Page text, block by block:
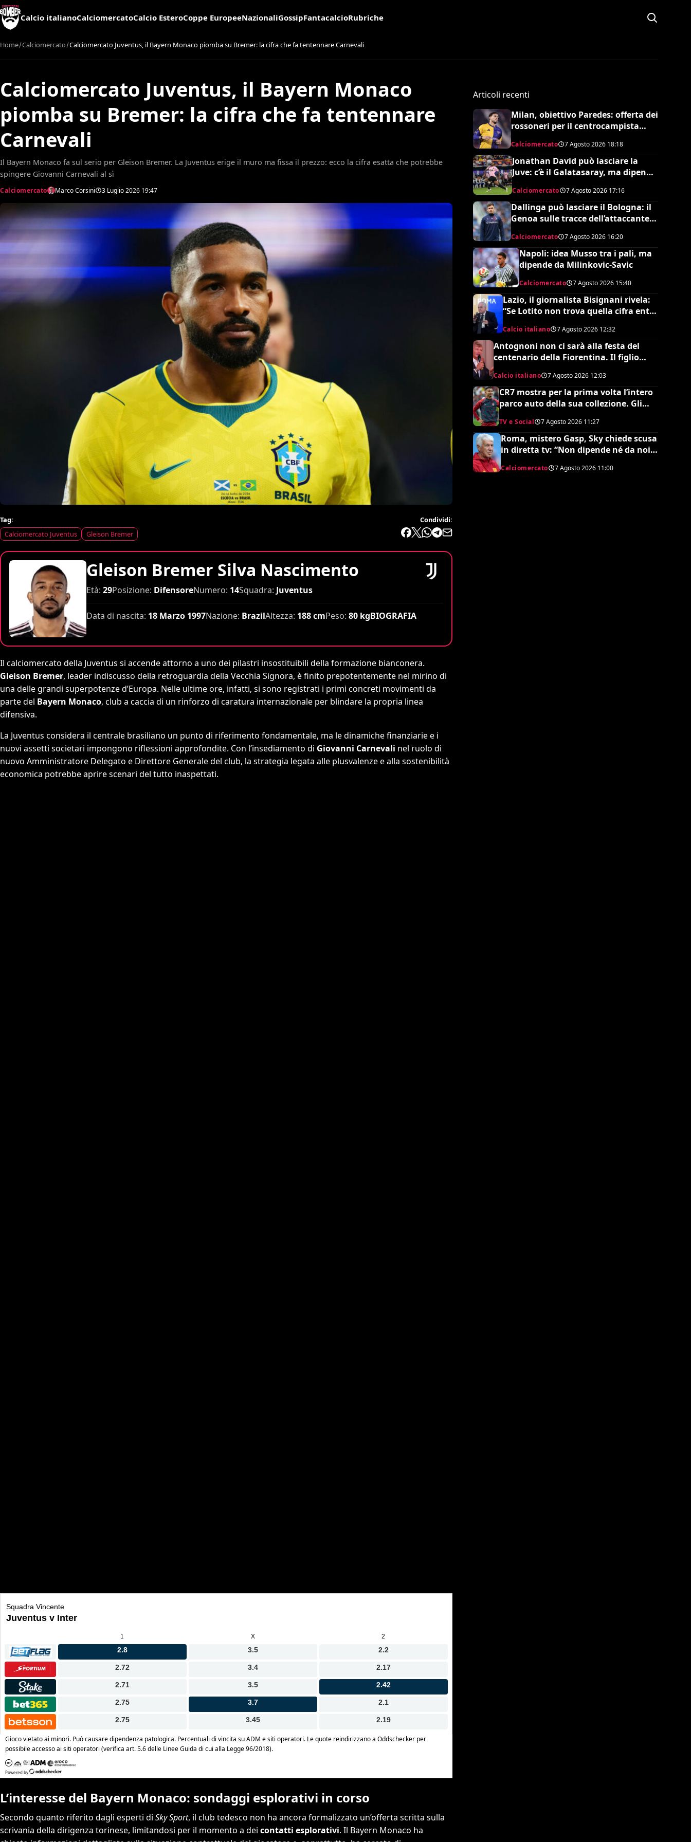
Calcio italianoCalciomercatoCalcio EsteroCoppe EuropeeNazionaliGossipFantacalcioRubriche
Home Calciomercato Calciomercato Juventus, il Bayern Monaco piomba su Bremer: la cifra che fa tentennare Carnevali
Calciomercato Juventus, il Bayern Monaco
piomba su Bremer: la cifra che fa tentennare
Carnevali
Il Bayern Monaco fa sul serio per Gleison Bremer. La Juventus erige il muro ma fissa il prezzo: ecco la cifra esatta che potrebbe
spingere Giovanni Carnevali al sì
Calciomercato Marco Corsini 3 Luglio 2026 19:47
Tag:
Calciomercato Juventus
Gleison Bremer
Condividi:
Gleison Bremer Silva Nascimento
Età: 29Posizione: DifensoreNumero: 14Squadra: Juventus
Data di nascita: 18 Marzo 1997Nazione: BrazilAltezza: 188 cmPeso: 80 kgBIOGRAFIA
Il calciomercato della Juventus si accende attorno a uno dei pilastri insostituibili della formazione bianconera.
Gleison Bremer, leader indiscusso della retroguardia della Vecchia Signora, è finito prepotentemente nel mirino di
una delle grandi superpotenze d’Europa. Nelle ultime ore, infatti, si sono registrati i primi concreti movimenti da
parte del Bayern Monaco, club a caccia di un rinforzo di caratura internazionale per blindare la propria linea
difensiva.
La Juventus considera il centrale brasiliano un punto di riferimento fondamentale, ma le dinamiche finanziarie e i
nuovi assetti societari impongono riflessioni approfondite. Con l’insediamento di Giovanni Carnevali nel ruolo di
nuovo Amministratore Delegato e Direttore Generale del club, la strategia legata alle plusvalenze e alla sostenibilità
economica potrebbe aprire scenari del tutto inaspettati.
L’interesse del Bayern Monaco: sondaggi esplorativi in corso
Secondo quanto riferito dagli esperti di Sky Sport, il club tedesco non ha ancora formalizzato un’offerta scritta sulla
scrivania della dirigenza torinese, limitandosi per il momento a dei contatti esplorativi. Il Bayern Monaco ha
Articoli recenti
Milan, obiettivo Paredes: offerta dei
rossoneri per il centrocampista
argentino
Calciomercato 7 Agosto 2026 18:18
Jonathan David può lasciare la
Juve: c’è il Galatasaray, ma dipende
Calciomercato 7 Agosto 2026 17:16
Dallinga può lasciare il Bologna: il
Genoa sulle tracce dell’attaccante
olandese
Calciomercato 7 Agosto 2026 16:20
Napoli: idea Musso tra i pali, ma
dipende da Milinkovic-Savic
Calciomercato 7 Agosto 2026 15:40
Lazio, il giornalista Bisignani rivela:
“Se Lotito non trova quella cifra entro
tale data il destino è segnato”
Calcio italiano 7 Agosto 2026 12:32
Antognoni non ci sarà alla festa del
centenario della Fiorentina. Il figlio
scrive una lettera al vetriolo a
Commisso jr. I motivi di questa scelta e
cosa sta succedendo
Calcio italiano 7 Agosto 2026 12:03
CR7 mostra per la prima volta l’intero
parco auto della sua collezione. Gli
esperti stimano il valore complessivo
ed è da urlo
TV e Social 7 Agosto 2026 11:27
Roma, mistero Gasp, Sky chiede scusa
in diretta tv: “Non dipende né da noi
Calciomercato 7 Agosto 2026 11:00